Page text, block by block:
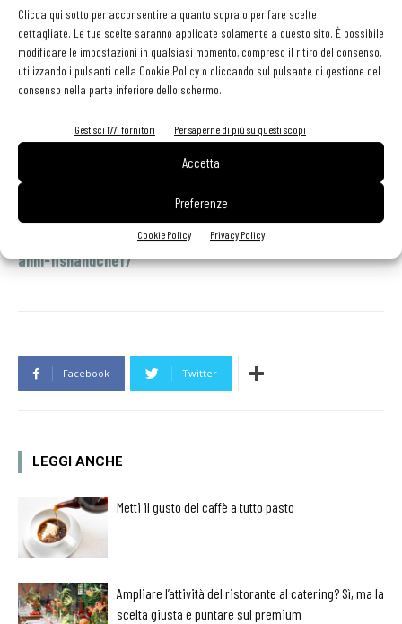
Clicca qui sotto per acconsentire a quanto sopra o per fare scelte
dettagliate. Le tue scelte saranno applicate solamente a questo sito. È possibile
modificare le impostazioni in qualsiasi momento, compreso il ritiro del consenso,
utilizzando i pulsanti della Cookie Policy o cliccando sul pulsante di gestione del
consenso nella parte inferiore dello schermo.
Gestisci 1771 fornitori Per saperne di più su questi scopi
Accetta
Preferenze
Cookie Policy Privacy Policy
vini firmati Cà Maiol, partendo dagli spumanti Metodo Charmat
Lugana DOC Sebastian Brut e Sebastian Brut Rosé, accanto al più
strutturato Lugana DOC Metodo Classico Brut; i Lugana DOC
Prestige e Molin così come il pluripremiato Lugana DOC Fabio
Roseri, il Negresco e il Valtènesi DOC Fabio Contato Rosso, tutti
testimoni dell’imprescindibile affinità elettiva che lega Cà Maiol al
suo territorio.
https://fishandchef.it/happy-birthday-10-
anni-fishandchef/
Facebook Twitter
LEGGI ANCHE
Metti il gusto del caffè a tutto pasto
Ampliare l’attività del ristorante al catering? Sì, ma la
scelta giusta è puntare sul premium